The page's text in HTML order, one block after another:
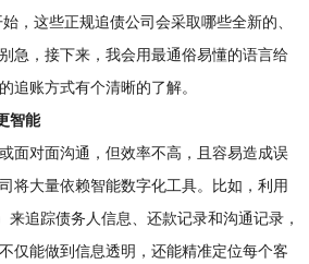
，这些正规追债公司会采取哪些全新的、
急，接下来，我会用最通俗易懂的语言给
追账方式有个清晰的了解。
智能
面对面沟通，但效率不高，且容易造成误
将大量依赖智能数字化工具。比如，利用
来追踪债务人信息、还款记录和沟通记录，
仅能做到信息透明，还能精准定位每个客